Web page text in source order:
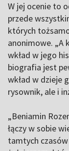
W jej ocenie to
przede
których
anonimowe. „A
wkład w jego
biografia jest
wkład w dzieje
rysownik, ale i
„Beniamin
łączy w sobie
tamtych